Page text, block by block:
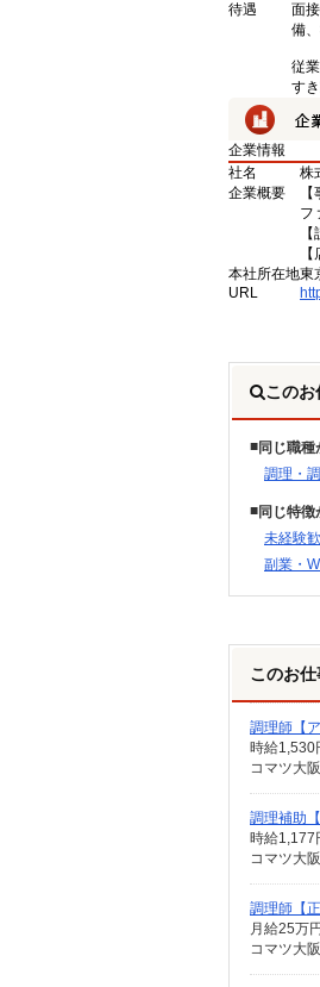
待遇
面
備
従
す
企業情報
社名
株
企業概要
フ
本社所在地東
URL
この
同じ職
調理・
同じ特
未経験
副業・
このお
調理師【
時給1,530
コマツ大
調理補助
時給1,177
コマツ大
調理師【正
コマツ大